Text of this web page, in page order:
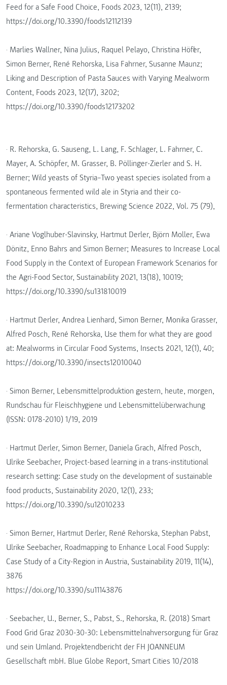
Feed for a Safe Food Choice, Foods 2023, 12(11), 2139;
https://doi.org/10.3390/foods12112139
· Marlies Wallner, Nina Julius, Raquel Pelayo, Christina Höfler,
Simon Berner, René Rehorska, Lisa Fahrner, Susanne Maunz;
Liking and Description of Pasta Sauces with Varying Mealworm
Content, Foods 2023, 12(17), 3202;
https://doi.org/10.3390/foods12173202
· R. Rehorska, G. Sauseng, L. Lang, F. Schlager, L. Fahrner, C.
Mayer, A. Schöpfer, M. Grasser, B. Pöllinger-Zierler and S. H.
Berner; Wild yeasts of Styria–Two yeast species isolated from a
spontaneous fermented wild ale in Styria and their co-
fermentation characteristics, Brewing Science 2022, Vol. 75 (79),
· Ariane Voglhuber-Slavinsky, Hartmut Derler, Björn Moller, Ewa
Dönitz, Enno Bahrs and Simon Berner; Measures to Increase Local
Food Supply in the Context of European Framework Scenarios for
the Agri-Food Sector, Sustainability 2021, 13(18), 10019;
https://doi.org/10.3390/su131810019
· Hartmut Derler, Andrea Lienhard, Simon Berner, Monika Grasser,
Alfred Posch, René Rehorska, Use them for what they are good
at: Mealworms in Circular Food Systems, Insects 2021, 12(1), 40;
https://doi.org/10.3390/insects12010040
· Simon Berner, Lebensmittelproduktion gestern, heute, morgen,
Rundschau für Fleischhygiene und Lebensmittelüberwachung
(ISSN: 0178-2010) 1/19, 2019
· Hartmut Derler, Simon Berner, Daniela Grach, Alfred Posch,
Ulrike Seebacher, Project-based learning in a trans-institutional
research setting: Case study on the development of sustainable
food products, Sustainability 2020, 12(1), 233;
https://doi.org/10.3390/su12010233
· Simon Berner, Hartmut Derler, René Rehorska, Stephan Pabst,
Ulrike Seebacher, Roadmapping to Enhance Local Food Supply:
Case Study of a City-Region in Austria, Sustainability 2019, 11(14),
3876
https://doi.org/10.3390/su11143876
· Seebacher, U., Berner, S., Pabst, S., Rehorska, R. (2018) Smart
Food Grid Graz 2030-30-30: Lebensmittelnahversorgung für Graz
und sein Umland. Projektendbericht der FH JOANNEUM
Gesellschaft mbH. Blue Globe Report, Smart Cities 10/2018